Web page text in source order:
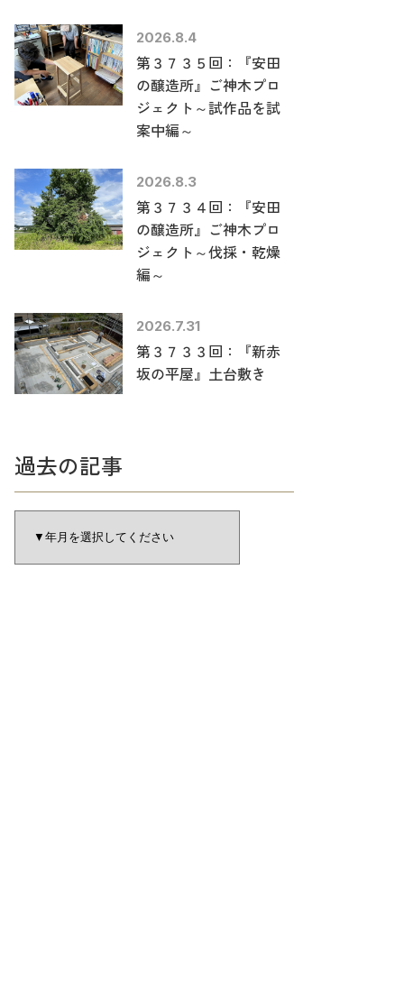
2026.8.4
第３７３５回：『安田
の醸造所』ご神木プロ
ジェクト～試作品を試
案中編～
2026.8.3
第３７３４回：『安田
の醸造所』ご神木プロ
ジェクト～伐採・乾燥
編～
2026.7.31
第３７３３回：『新赤
坂の平屋』土台敷き
過去の記事